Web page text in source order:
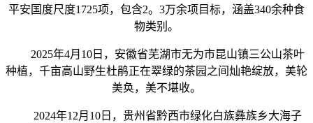
平安国度尺度1725项，包含2。3万余项目标，涵盖340余种食
物类别。
2025年4月10日，安徽省芜湖市无为市昆山镇三公山茶叶
种植，千亩高山野生杜鹃正在翠绿的茶园之间灿艳绽放，美轮
美奂，美不堪收。
2024年12月10日，贵州省黔西市绿化白族彝族乡大海子